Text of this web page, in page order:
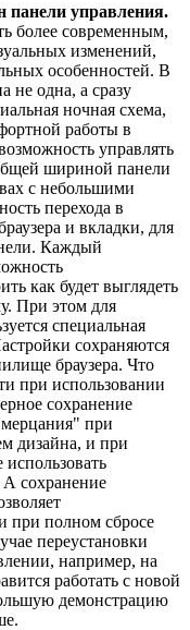
панели управления.
более современным,
изменений,
особенностей. В
не одна, а сразу
ночная схема,
работы в
управлять
шириной панели
с небольшими
перехода в
и вкладки, для
Каждый
как будет выглядеть
При этом для
специальная
сохраняются
браузера. Что
при использовании
сохранение
при
дизайна, и при
использовать
сохранение
при полном сбросе
переустановки
например, на
работать с новой
демонстрацию